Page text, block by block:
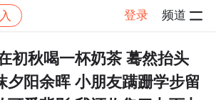
登录 频道
感慨 帖子详情
初秋喝一杯奶茶 蓦然抬头
夕阳余晖 小朋友蹒跚学步留